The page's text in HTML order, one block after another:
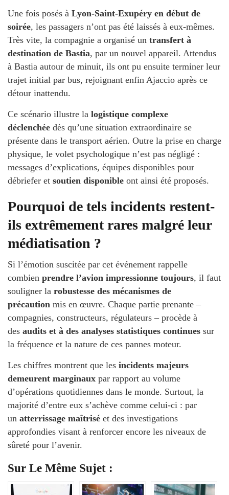
Une fois posés à Lyon-Saint-Exupéry en début de
soirée, les passagers n’ont pas été laissés à eux-mêmes.
Très vite, la compagnie a organisé un transfert à
destination de Bastia, par un nouvel appareil. Attendus
à Bastia autour de minuit, ils ont pu ensuite terminer leur
trajet initial par bus, rejoignant enfin Ajaccio après ce
détour inattendu.
Ce scénario illustre la logistique complexe
déclenchée dès qu’une situation extraordinaire se
présente dans le transport aérien. Outre la prise en charge
physique, le volet psychologique n’est pas négligé :
messages d’explications, équipes disponibles pour
débriefer et soutien disponible ont ainsi été proposés.
Pourquoi de tels incidents restent-
ils extrêmement rares malgré leur
médiatisation ?
Si l’émotion suscitée par cet événement rappelle
combien prendre l’avion impressionne toujours, il faut
souligner la robustesse des mécanismes de
précaution mis en œuvre. Chaque partie prenante –
compagnies, constructeurs, régulateurs – procède à
des audits et à des analyses statistiques continues sur
la fréquence et la nature de ces pannes moteur.
Les chiffres montrent que les incidents majeurs
demeurent marginaux par rapport au volume
d’opérations quotidiennes dans le monde. Surtout, la
majorité d’entre eux s’achève comme celui-ci : par
un atterrissage maîtrisé et des investigations
approfondies visant à renforcer encore les niveaux de
sûreté pour l’avenir.
Sur Le Même Sujet :